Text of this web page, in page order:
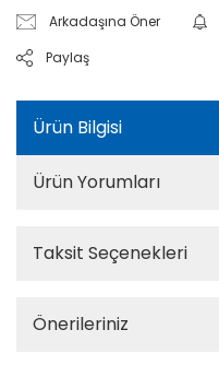
Arkadaşına Öner
Paylaş
Ürün Bilgisi
Ürün Yorumları
Taksit Seçenekleri
Önerileriniz